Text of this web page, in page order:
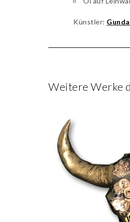
Künstler:
Weitere Werke